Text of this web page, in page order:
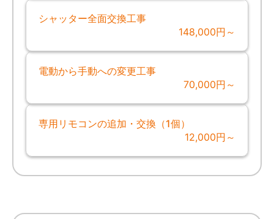
シャッター全面交換工事
148,000円～
電動から手動への変更工事
70,000円～
専用リモコンの追加・交換（1個）
12,000円～